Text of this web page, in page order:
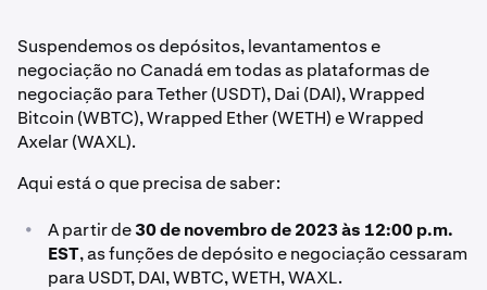
Suspendemos os depósitos, levantamentos e
negociação no Canadá em todas as plataformas de
negociação para Tether (USDT), Dai (DAI), Wrapped
Bitcoin (WBTC), Wrapped Ether (WETH) e Wrapped
Axelar (WAXL).
Aqui está o que precisa de saber:
• A partir de30 de novembro de 2023 às 12:00 p.m.
EST, as funções de depósito e negociação cessaram
para USDT, DAI, WBTC, WETH, WAXL.